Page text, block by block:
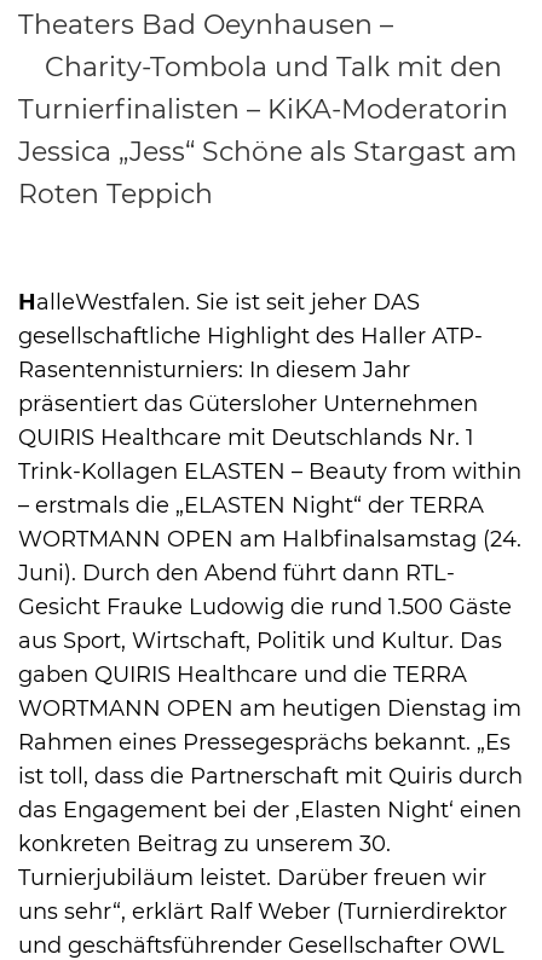
Theaters Bad Oeynhausen –
Charity-Tombola und Talk mit den
Turnierfinalisten – KiKA-Moderatorin
Jessica „Jess“ Schöne als Stargast am
Roten Teppich
HalleWestfalen. Sie ist seit jeher DAS
gesellschaftliche Highlight des Haller ATP-
Rasentennisturniers: In diesem Jahr
präsentiert das Gütersloher Unternehmen
QUIRIS Healthcare mit Deutschlands Nr. 1
Trink-Kollagen ELASTEN – Beauty from within
– erstmals die „ELASTEN Night“ der TERRA
WORTMANN OPEN am Halbfinalsamstag (24.
Juni). Durch den Abend führt dann RTL-
Gesicht Frauke Ludowig die rund 1.500 Gäste
aus Sport, Wirtschaft, Politik und Kultur. Das
gaben QUIRIS Healthcare und die TERRA
WORTMANN OPEN am heutigen Dienstag im
Rahmen eines Pressegesprächs bekannt. „Es
ist toll, dass die Partnerschaft mit Quiris durch
das Engagement bei der ,Elasten Night‘ einen
konkreten Beitrag zu unserem 30.
Turnierjubiläum leistet. Darüber freuen wir
uns sehr“, erklärt Ralf Weber (Turnierdirektor
und geschäftsführender Gesellschafter OWL